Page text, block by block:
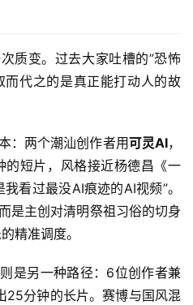
质变。过去大家吐槽的”恐怖
而代之的是真正能打动人的故
：两个潮汕创作者用可灵AI，
短片，风格接近杨德昌《一
看过最没AI痕迹的AI视频”。
是主创对清明祭祖习俗的切身
精准调度。
是另一种路径：6位创作者兼
25分钟的长片。赛博与国风混